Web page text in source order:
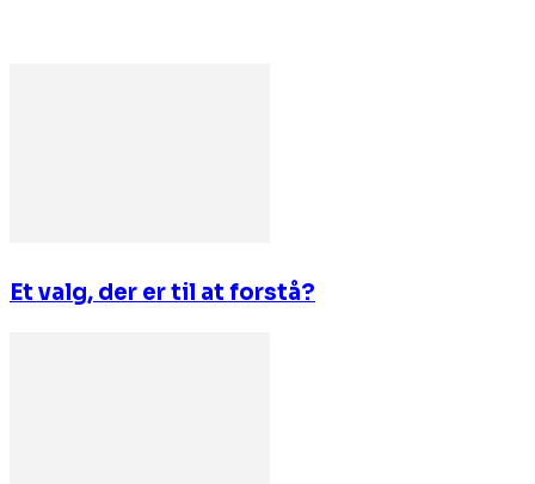
Et valg, der er til at forstå?